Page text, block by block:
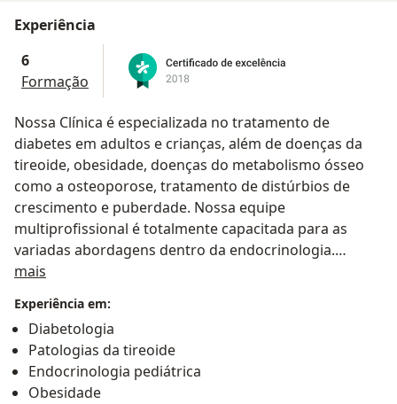
Experiência
6
Formação
Nossa Clínica é especializada no tratamento de
diabetes em adultos e crianças, além de doenças da
tireoide, obesidade, doenças do metabolismo ósseo
como a osteoporose, tratamento de distúrbios de
crescimento e puberdade. Nossa equipe
multiprofissional é totalmente capacitada para as
variadas abordagens dentro da endocrinologia.
Trabalhamos com o que há de mais moderno e
tecnologia aplicada ao tratamento do diabetes, como
sistemas de infusão de insulina ( bombas de insulina )
e sensores de glicose, bombas adesivas,etc
mais
Experiência em:
Diabetologia
Patologias da tireoide
Endocrinologia pediátrica
Obesidade